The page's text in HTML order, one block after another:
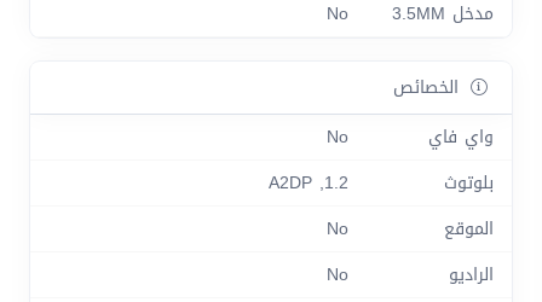
مدخل 3.5MM No
الخصائص
واي فاي
No
بلوتوث
1.2, A2DP
الموقع
No
الراديو
No